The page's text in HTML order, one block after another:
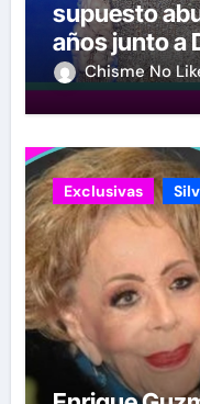
supuesto
años junto a
fiestaChisme No
Exclusivas